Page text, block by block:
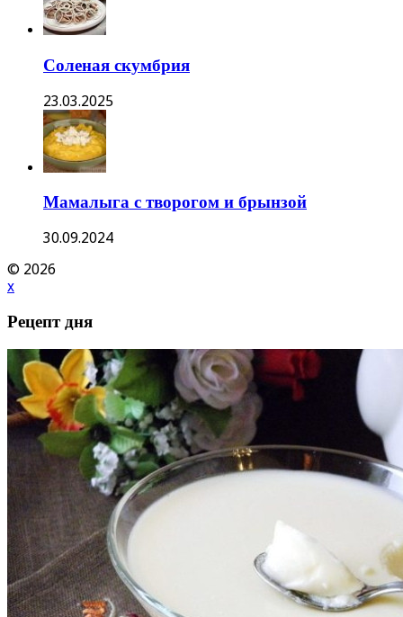
Соленая скумбрия
23.03.2025
Мамалыга с творогом и брынзой
30.09.2024
© 2026
x
Рецепт дня